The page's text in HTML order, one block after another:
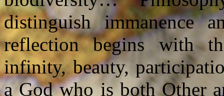
distinguish immanence
reflection begins with
infinity, beauty,
a God who is both Other